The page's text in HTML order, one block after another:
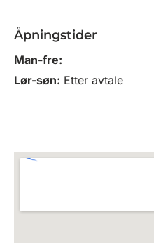
Åpningstider
Man-fre:
Lør-søn: Etter avtale